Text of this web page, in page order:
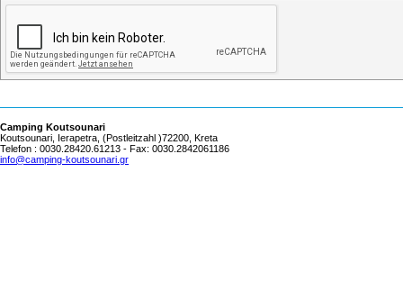
Camping Koutsounari
Koutsounari, Ierapetra, (Postleitzahl )72200, Kreta
Telefon : 0030.28420.61213 - Fax: 0030.2842061186
info@camping-koutsounari.gr